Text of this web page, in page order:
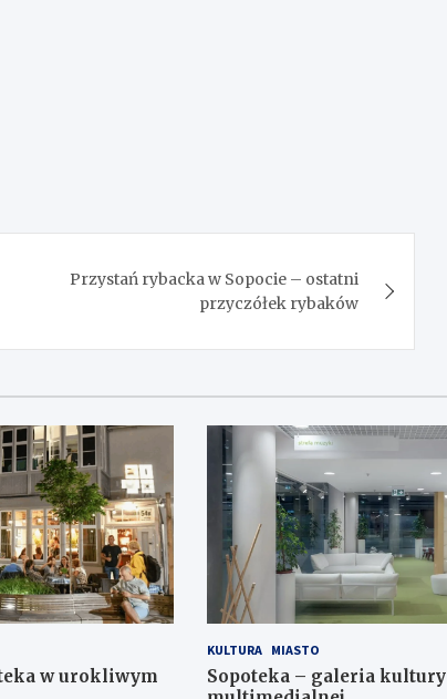
Przystań rybacka w Sopocie – ostatni
przyczółek rybaków
w urokliwym
KULTURA MIASTO
Sopoteka – galeria kultury